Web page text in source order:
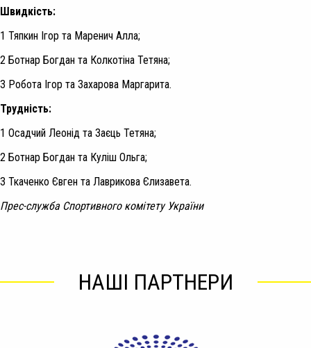
Швидкість:
1 Тяпкин Ігор та Маренич Алла;
2 Ботнар Богдан та Колкотіна Тетяна;
3 Робота Ігор та Захарова Маргарита.
Трудність:
1 Осадчий Леонід та Заєць Тетяна;
2 Ботнар Богдан та Куліш Ольга;
3 Ткаченко Євген та Лаврикова Єлизавета.
Прес-служба Спортивного комітету України
НАШІ ПАРТНЕРИ